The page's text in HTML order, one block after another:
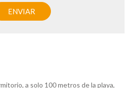
ENVIAR
a solo 100 metros de la playa,